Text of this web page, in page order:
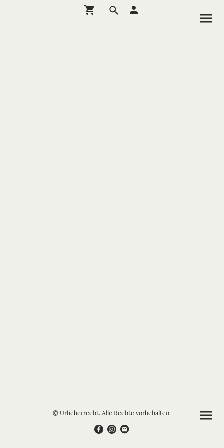
© Urheberrecht. Alle Rechte vorbehalten.